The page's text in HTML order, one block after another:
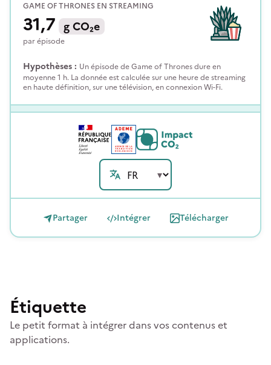
GAME OF THRONES EN STREAMING
31,7 gCO₂e
parépisode
Hypothèses : Un épisode de Game of Thrones dure en
moyenne 1 h. La donnée est calculée sur une heure de streaming
en haute définition, sur une télévision, en connexion Wi-Fi.
Partager Intégrer Télécharger
Étiquette
Le petit format à intégrer dans vos contenus et
applications.